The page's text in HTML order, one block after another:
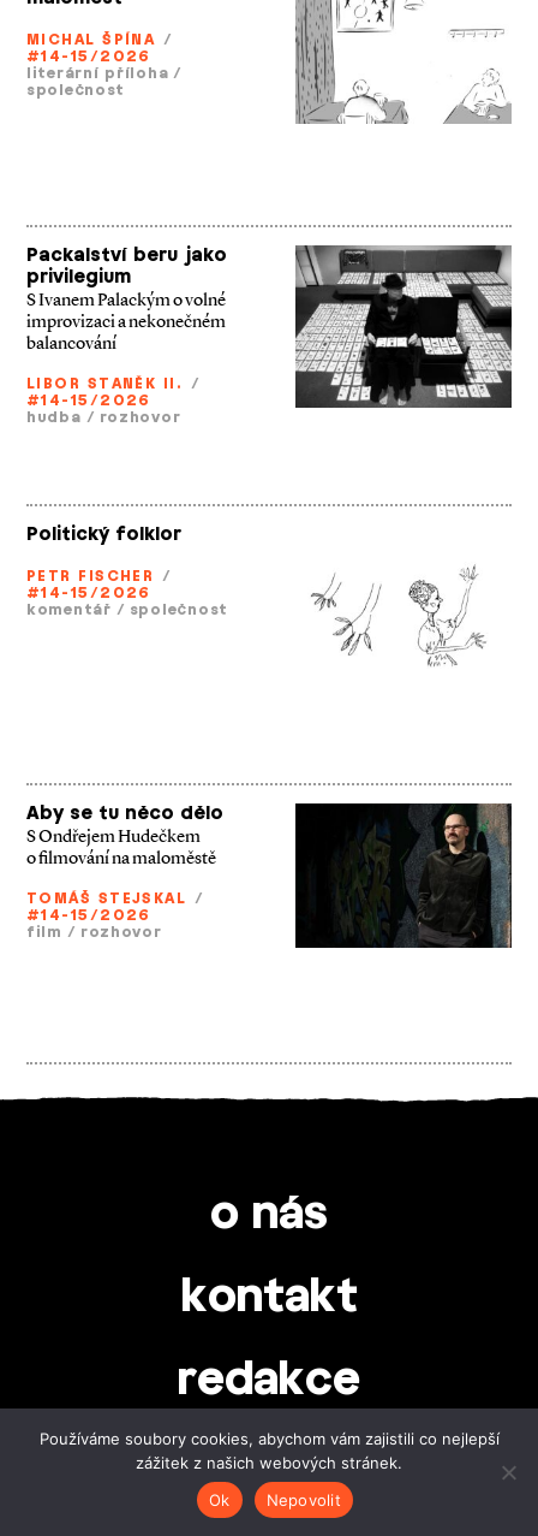
MICHAL ŠPÍNA /
#14-15/2026
literární příloha /
společnost
Packalství beru jako
privilegium
S Ivanem Palackým o volné
improvizaci a nekonečném
balancování
LIBOR STANĚK II. /
#14-15/2026
hudba / rozhovor
Politický folklor
PETR FISCHER /
#14-15/2026
komentář / společnost
Aby se tu něco dělo
S Ondřejem Hudečkem
o filmování na maloměstě
TOMÁŠ STEJSKAL /
#14-15/2026
film / rozhovor
o nás
kontakt
redakce
autorstvo
Používáme soubory cookies, abychom vám zajistili co nejlepší
zážitek z našich webových stránek.
Ok
Nepovolit